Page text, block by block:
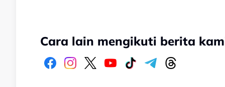
Cara lain mengikuti berita